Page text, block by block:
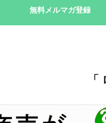
無料メルマガ登録